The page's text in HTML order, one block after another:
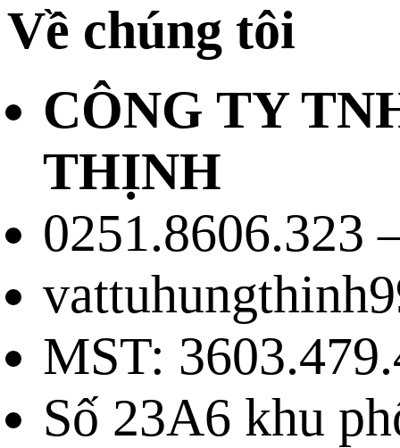
Về chúng tôi
CÔNG TY
THỊNH
0251.8606.323
MST:
Số 23A6 khu